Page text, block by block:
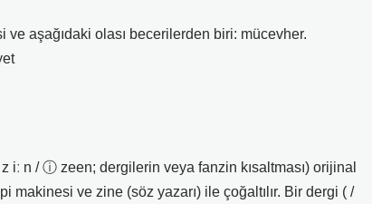
aşağıdaki olası becerilerden biri: mücevher.
iː n / ⓘ zeen; dergilerin veya fanzin kısaltması) orijinal
ve zine (söz yazarı) ile çoğaltılır. Bir dergi ( /